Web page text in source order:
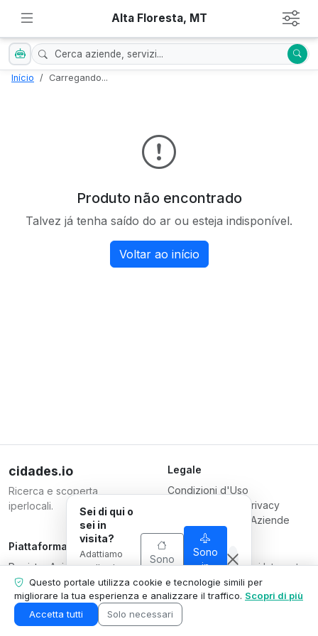
Alta Floresta, MT
Início Carregando...
Produto não encontrado
Talvez já tenha saído do ar ou esteja indisponível.
Voltar ao início
cidades.io
Ricerca e scoperta
iperlocali.
Legale
Condizioni d'Uso
Informativa sulla Privacy
Condizioni per le Aziende
Piattaforma
Registra Azienda
Piani
Contattaci
Area Azienda
Responsabile
Serverplace Servizi Internet
CNPJ 04.114.466/0001-79
© 2026
Questo portale utilizza cookie e tecnologie simili per
migliorare la tua esperienza e analizzare il traffico. Scopri di più
Accetta tutti
Solo necessari
Sei di qui o
sei in
visita?
Adattiamo
quello che
mostriamo
alla tua
situazione.
Sono
Sono
in
visita